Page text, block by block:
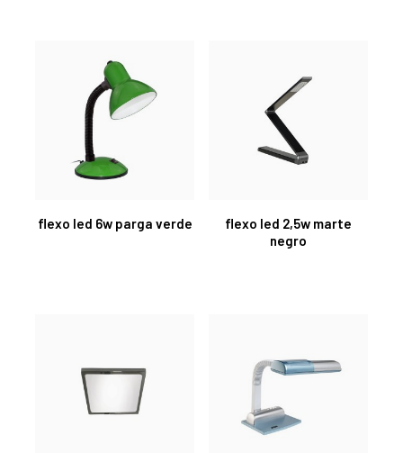
flexo led 6w parga verde
flexo led 2,5w marte
negro